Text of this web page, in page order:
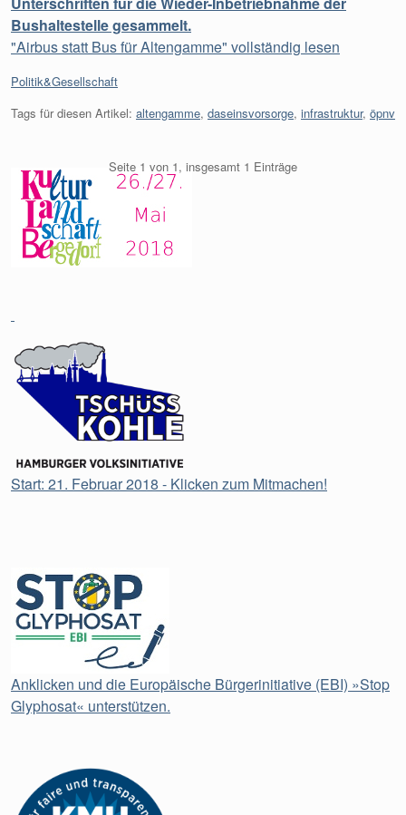
Bushaltestelle gesammelt.
"Airbus statt Bus für Altengamme" vollständig lesen
Kategorien:
Politik&Gesellschaft
Tags für diesen Artikel: altengamme, daseinsvorsorge, infrastruktur, öpnv
Seite 1 von 1, insgesamt 1 Einträge
Start: 21. Februar 2018 - Klicken zum Mitmachen!
Anklicken und die Europäische Bürgerinitiative (EBI) »Stop
Glyphosat« unterstützen.